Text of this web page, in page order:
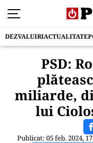
DEZVALUIRIACTUALITATE
PSD:
miliarde,
lui
Publicat: 05 feb. 2024,